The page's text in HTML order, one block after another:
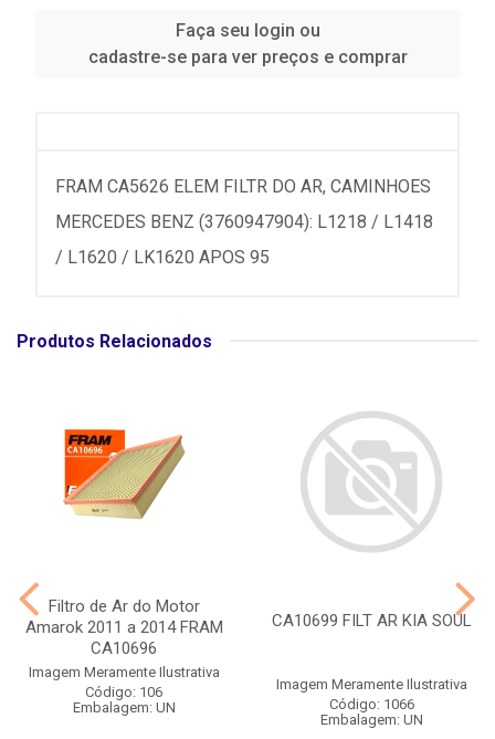
Faça seu login ou
cadastre-se para ver preços e comprar
FRAM CA5626 ELEM FILTR DO AR, CAMINHOES
MERCEDES BENZ (3760947904): L1218 / L1418
/ L1620 / LK1620 APOS 95
Produtos Relacionados
Filtro de Ar do Motor
Amarok 2011 a 2014 FRAM
CA10696
Imagem Meramente Ilustrativa
Código: 106
Embalagem: UN
CA10699 FILT AR KIA SOUL
Imagem Meramente Ilustrativa
Código: 1066
Embalagem: UN